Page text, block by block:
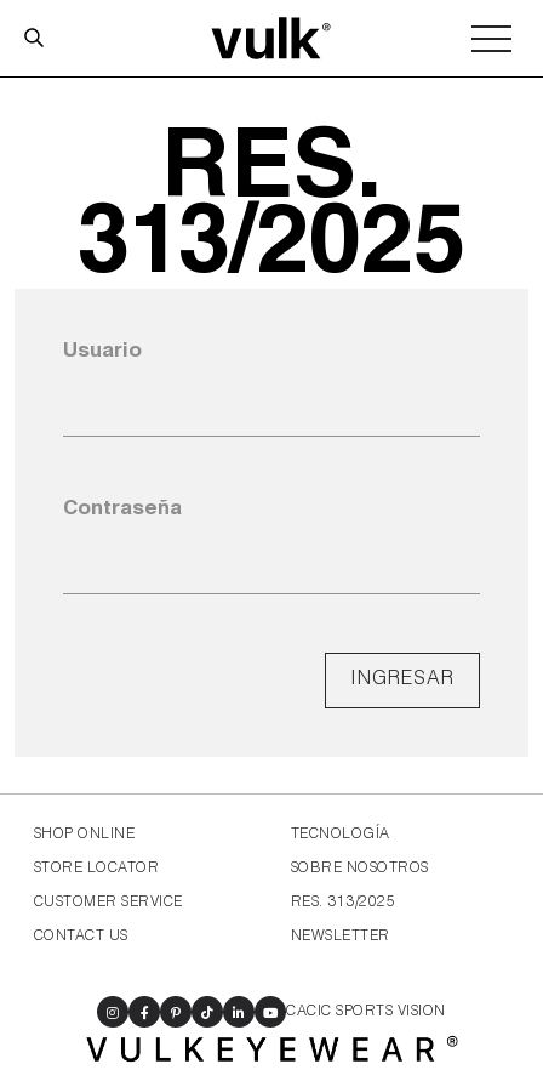
RES.
313/2025
Usuario
Contraseña
INGRESAR
SHOP ONLINE
STORE LOCATOR
CUSTOMER SERVICE
CONTACT US
TECNOLOGÍA
SOBRE NOSOTROS
RES. 313/2025
NEWSLETTER
CACIC SPORTS VISION